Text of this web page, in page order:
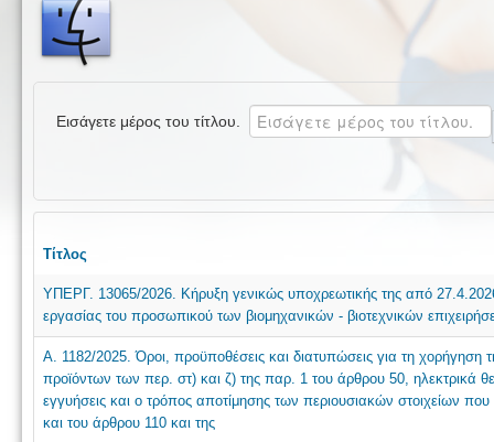
Εισάγετε μέρος του τίτλου.
Τίτλος
ΥΠΕΡΓ. 13065/2026. Κήρυξη γενικώς υποχρεωτικής της από
εργασίας του προσωπικού των βιομηχανικών - βιοτεχνικών
Α. 1182/2025. Όροι, προϋποθέσεις και διατυπώσεις για τη
προϊόντων των περ. στ) και ζ) της παρ. 1 του άρθρου 50, ηλεκτρικά
εγγυήσεις και ο τρόπος αποτίμησης των περιουσιακών στοιχείων
και του άρθρου 110 και της